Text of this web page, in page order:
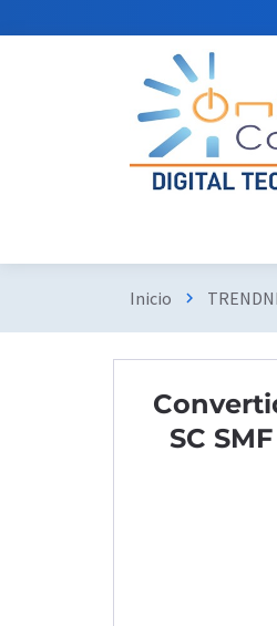
Inicio chevron_right
SC